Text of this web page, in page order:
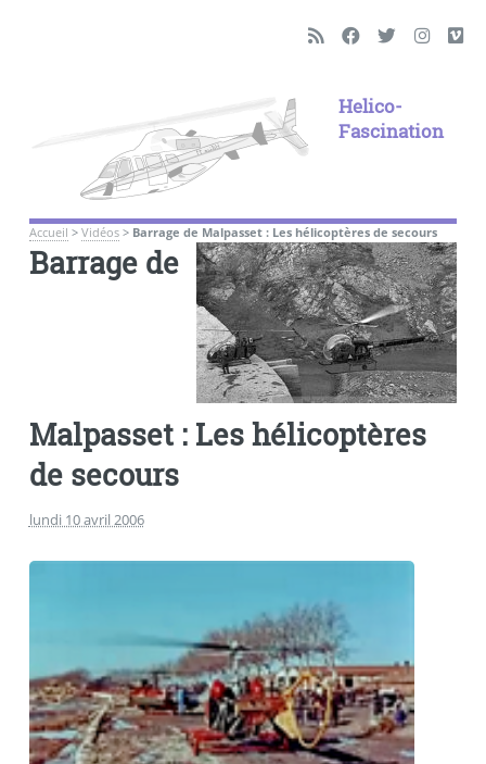
Helico-
Fascination
Accueil > Vidéos> Barrage de Malpasset : Les hélicoptères de secours
Barrage de
Malpasset : Les hélicoptères
de secours
lundi 10 avril 2006